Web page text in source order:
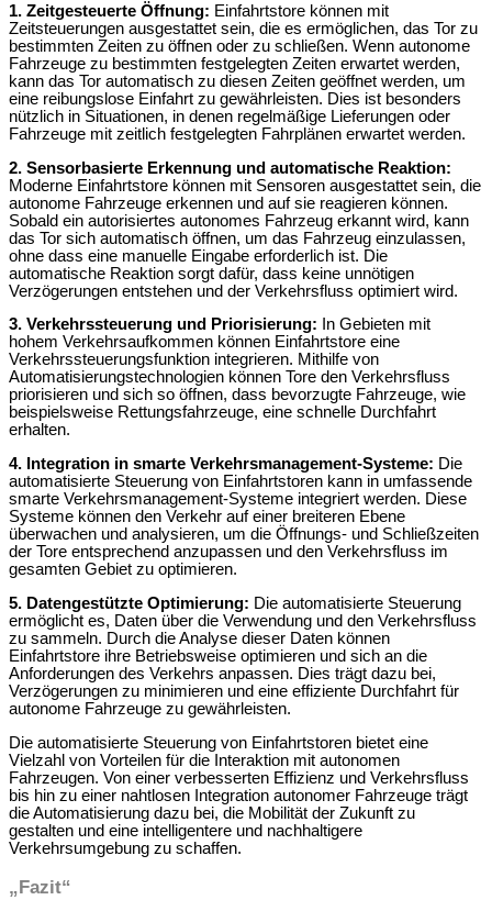
1. Zeitgesteuerte Öffnung: Einfahrtstore können mit
Zeitsteuerungen ausgestattet sein, die es ermöglichen, das Tor zu
bestimmten Zeiten zu öffnen oder zu schließen. Wenn autonome
Fahrzeuge zu bestimmten festgelegten Zeiten erwartet werden,
kann das Tor automatisch zu diesen Zeiten geöffnet werden, um
eine reibungslose Einfahrt zu gewährleisten. Dies ist besonders
nützlich in Situationen, in denen regelmäßige Lieferungen oder
Fahrzeuge mit zeitlich festgelegten Fahrplänen erwartet werden.
2. Sensorbasierte Erkennung und automatische Reaktion:
Moderne Einfahrtstore können mit Sensoren ausgestattet sein, die
autonome Fahrzeuge erkennen und auf sie reagieren können.
Sobald ein autorisiertes autonomes Fahrzeug erkannt wird, kann
das Tor sich automatisch öffnen, um das Fahrzeug einzulassen,
ohne dass eine manuelle Eingabe erforderlich ist. Die
automatische Reaktion sorgt dafür, dass keine unnötigen
Verzögerungen entstehen und der Verkehrsfluss optimiert wird.
3. Verkehrssteuerung und Priorisierung: In Gebieten mit
hohem Verkehrsaufkommen können Einfahrtstore eine
Verkehrssteuerungsfunktion integrieren. Mithilfe von
Automatisierungstechnologien können Tore den Verkehrsfluss
priorisieren und sich so öffnen, dass bevorzugte Fahrzeuge, wie
beispielsweise Rettungsfahrzeuge, eine schnelle Durchfahrt
erhalten.
4. Integration in smarte Verkehrsmanagement-Systeme: Die
automatisierte Steuerung von Einfahrtstoren kann in umfassende
smarte Verkehrsmanagement-Systeme integriert werden. Diese
Systeme können den Verkehr auf einer breiteren Ebene
überwachen und analysieren, um die Öffnungs- und Schließzeiten
der Tore entsprechend anzupassen und den Verkehrsfluss im
gesamten Gebiet zu optimieren.
5. Datengestützte Optimierung: Die automatisierte Steuerung
ermöglicht es, Daten über die Verwendung und den Verkehrsfluss
zu sammeln. Durch die Analyse dieser Daten können
Einfahrtstore ihre Betriebsweise optimieren und sich an die
Anforderungen des Verkehrs anpassen. Dies trägt dazu bei,
Verzögerungen zu minimieren und eine effiziente Durchfahrt für
autonome Fahrzeuge zu gewährleisten.
Die automatisierte Steuerung von Einfahrtstoren bietet eine
Vielzahl von Vorteilen für die Interaktion mit autonomen
Fahrzeugen. Von einer verbesserten Effizienz und Verkehrsfluss
bis hin zu einer nahtlosen Integration autonomer Fahrzeuge trägt
die Automatisierung dazu bei, die Mobilität der Zukunft zu
gestalten und eine intelligentere und nachhaltigere
Verkehrsumgebung zu schaffen.
„Fazit“